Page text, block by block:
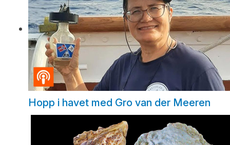
Hopp i havet med Gro van der Meeren